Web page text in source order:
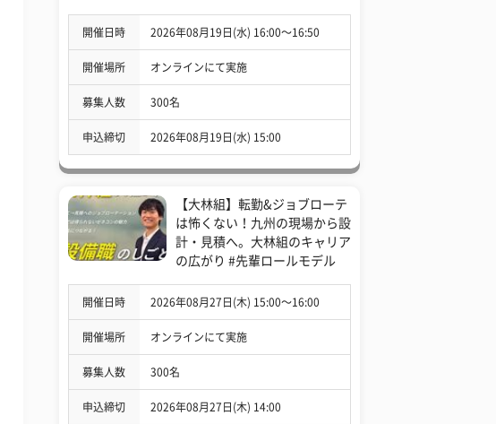
開催日時 2026年08月19日(水) 16:00〜16:50
開催場所 オンラインにて実施
募集人数 300名
申込締切 2026年08月19日(水) 15:00
【大林組】転勤&ジョブローテ
は怖くない！九州の現場から設
計・見積へ。大林組のキャリア
の広がり #先輩ロールモデル
開催日時 2026年08月27日(木) 15:00〜16:00
開催場所 オンラインにて実施
募集人数 300名
申込締切 2026年08月27日(木) 14:00